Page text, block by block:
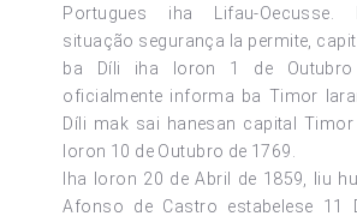
Portugues iha Lifau-Oecusse.
situação segurança la permite,
ba Díli iha loron 1 de
oficialmente informa ba Timor
Díli mak sai hanesan capital
loron 10 de Outubro de 1769.
Iha loron 20 de Abril de 1859, liu
Afonso de Castro estabelese 11